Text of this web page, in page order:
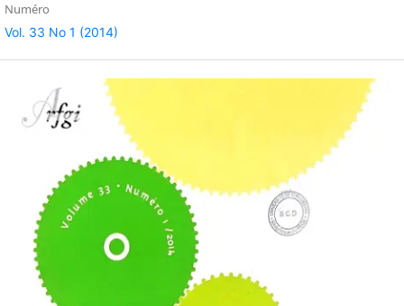
Numéro
Vol. 33 No 1 (2014)